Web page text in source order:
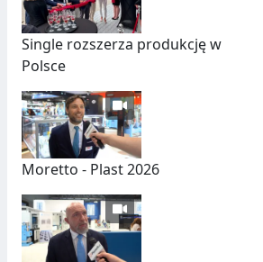
Single rozszerza produkcję w
Polsce
Moretto - Plast 2026